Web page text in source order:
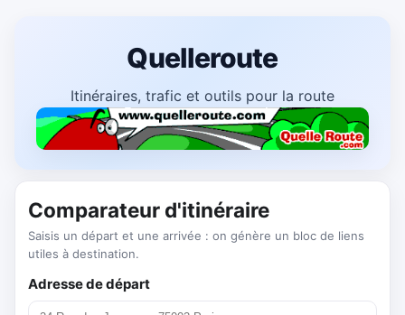
Quelleroute
Itinéraires, trafic et outils pour la route
Comparateur d'itinéraire
Saisis un départ et une arrivée : on génère un bloc de liens
utiles à destination.
Adresse de départ